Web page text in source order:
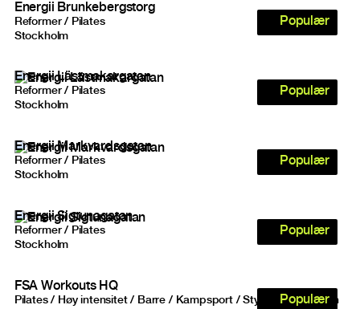
Populær
Energii Brunkebergstorg
Reformer / Pilates
Stockholm
Populær
Energii Lästmakargatan
Reformer / Pilates
Stockholm
Populær
Energii Markvardsgatan
Reformer / Pilates
Stockholm
Populær
Energii Sigtunagatan
Reformer / Pilates
Stockholm
Populær
FSA Workouts HQ
Pilates / Høy intensitet / Barre / Kampsport / Styrke & Kondisjon